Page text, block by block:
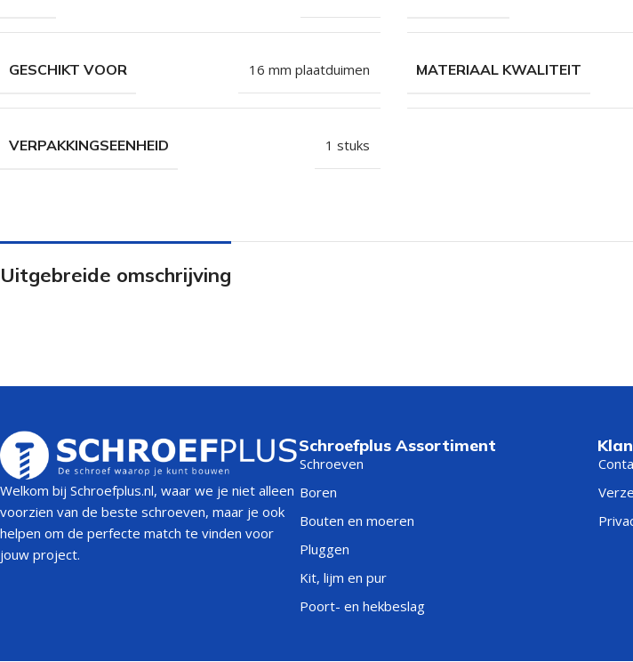
Afstandschroeven
Glaslatschroeven
GESCHIKT VOOR 16 mm plaatduimen MATERIAAL KWALITEIT
VERPAKKINGSEENHEID 1 stuks
Uitgebreide omschrijving
Welkom bij Schroefplus.nl, waar we je niet alleen
voorzien van de beste schroeven, maar je ook
helpen om de perfecte match te vinden voor
jouw project.
Schroefplus Assortiment
Schroeven
Boren
Bouten en moeren
Pluggen
Kit, lijm en pur
Poort- en hekbeslag